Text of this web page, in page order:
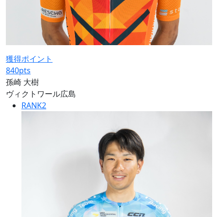
獲得ポイント
840pts
孫崎 大樹
ヴィクトワール広島
RANK2